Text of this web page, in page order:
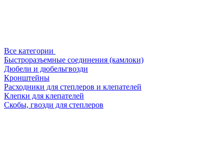
Все категории
Быстроразъемные соединения (камлоки)
Дюбели и дюбельгвозди
Кронштейны
Расходники для степлеров и клепателей
Клепки для клепателей
Скобы, гвозди для степлеров